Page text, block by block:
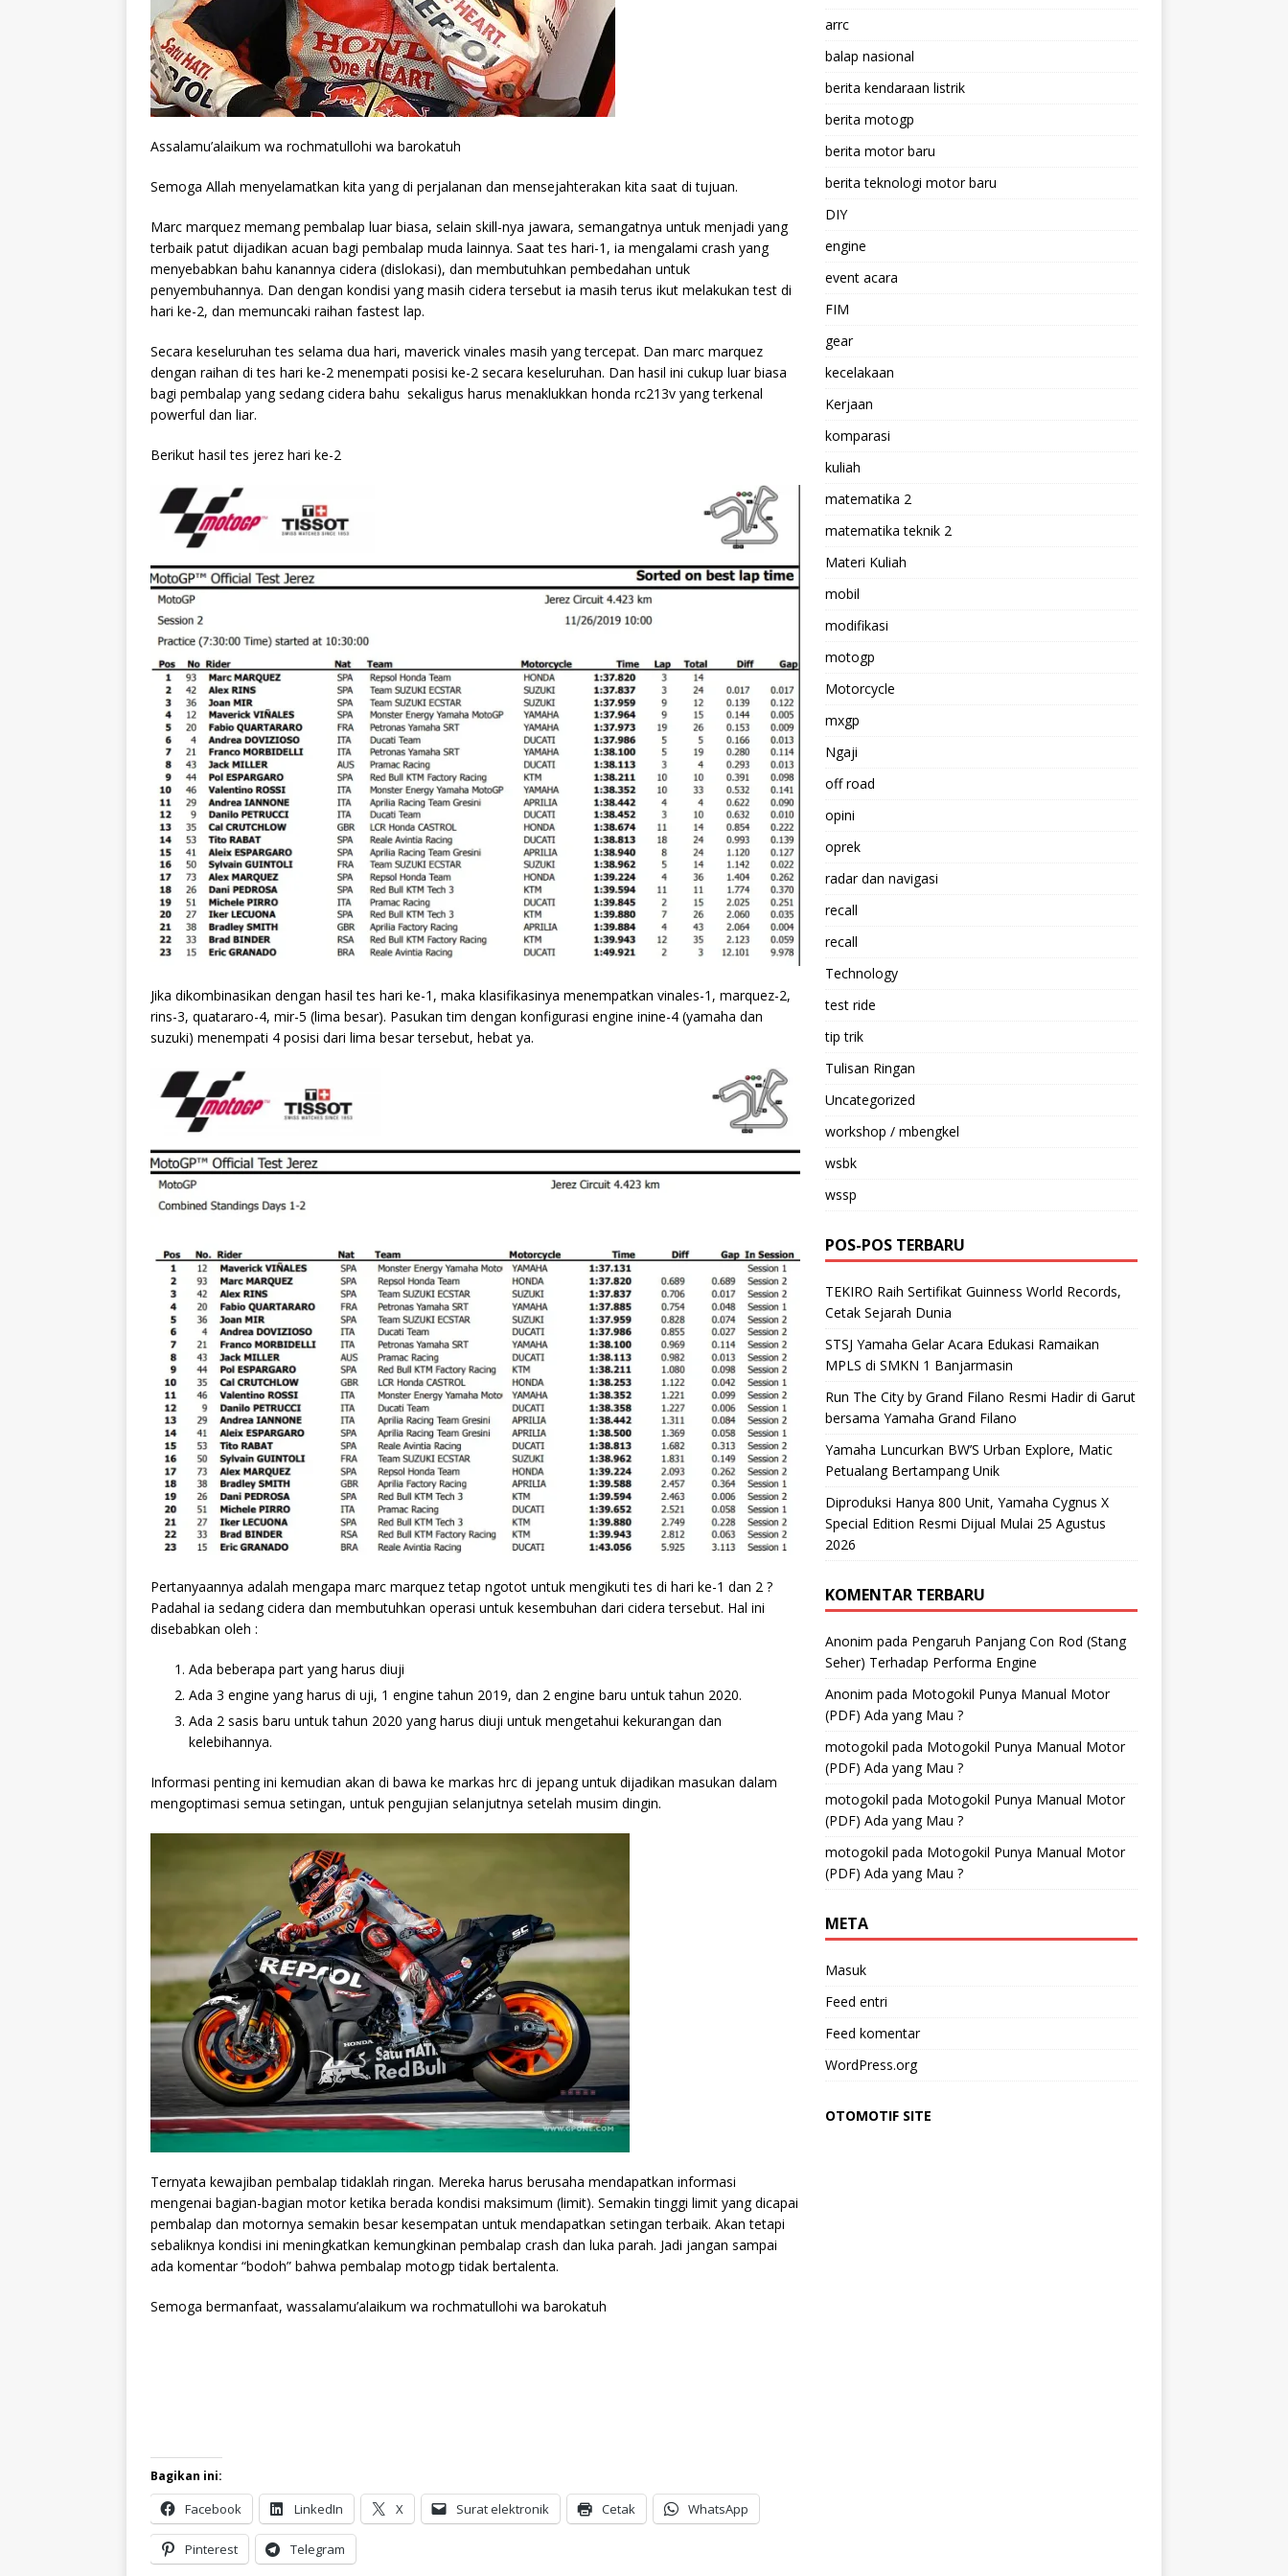
Assalamu’alaikum wa rochmatullohi wa barokatuh
Semoga Allah menyelamatkan kita yang di perjalanan dan mensejahterakan kita saat di tujuan.
Marc marquez memang pembalap luar biasa, selain skill-nya jawara, semangatnya untuk menjadi yang
terbaik patut dijadikan acuan bagi pembalap muda lainnya. Saat tes hari-1, ia mengalami crash yang
menyebabkan bahu kanannya cidera (dislokasi), dan membutuhkan pembedahan untuk
penyembuhannya. Dan dengan kondisi yang masih cidera tersebut ia masih terus ikut melakukan test di
hari ke-2, dan memuncaki raihan fastest lap.
Secara keseluruhan tes selama dua hari, maverick vinales masih yang tercepat. Dan marc marquez
dengan raihan di tes hari ke-2 menempati posisi ke-2 secara keseluruhan. Dan hasil ini cukup luar biasa
bagi pembalap yang sedang cidera bahu sekaligus harus menaklukkan honda rc213v yang terkenal
powerful dan liar.
Berikut hasil tes jerez hari ke-2
Jika dikombinasikan dengan hasil tes hari ke-1, maka klasifikasinya menempatkan vinales-1, marquez-2,
rins-3, quatararo-4, mir-5 (lima besar). Pasukan tim dengan konfigurasi engine inine-4 (yamaha dan
suzuki) menempati 4 posisi dari lima besar tersebut, hebat ya.
Pertanyaannya adalah mengapa marc marquez tetap ngotot untuk mengikuti tes di hari ke-1 dan 2 ?
Padahal ia sedang cidera dan membutuhkan operasi untuk kesembuhan dari cidera tersebut. Hal ini
disebabkan oleh :
Ada beberapa part yang harus diuji
Ada 3 engine yang harus di uji, 1 engine tahun 2019, dan 2 engine baru untuk tahun 2020.
Ada 2 sasis baru untuk tahun 2020 yang harus diuji untuk mengetahui kekurangan dan
kelebihannya.
Informasi penting ini kemudian akan di bawa ke markas hrc di jepang untuk dijadikan masukan dalam
mengoptimasi semua setingan, untuk pengujian selanjutnya setelah musim dingin.
Ternyata kewajiban pembalap tidaklah ringan. Mereka harus berusaha mendapatkan informasi
mengenai bagian-bagian motor ketika berada kondisi maksimum (limit). Semakin tinggi limit yang dicapai
pembalap dan motornya semakin besar kesempatan untuk mendapatkan setingan terbaik. Akan tetapi
sebaliknya kondisi ini meningkatkan kemungkinan pembalap crash dan luka parah. Jadi jangan sampai
ada komentar “bodoh” bahwa pembalap motogp tidak bertalenta.
Semoga bermanfaat, wassalamu’alaikum wa rochmatullohi wa barokatuh
Bagikan ini:
Facebook LinkedIn X Surat elektronik Cetak WhatsApp
Pinterest Telegram
arrc
balap nasional
berita kendaraan listrik
berita motogp
berita motor baru
berita teknologi motor baru
DIY
engine
event acara
FIM
gear
kecelakaan
Kerjaan
komparasi
kuliah
matematika 2
matematika teknik 2
Materi Kuliah
mobil
modifikasi
motogp
Motorcycle
mxgp
Ngaji
off road
opini
oprek
radar dan navigasi
recall
recall
Technology
test ride
tip trik
Tulisan Ringan
Uncategorized
workshop / mbengkel
wsbk
wssp
POS-POS TERBARU
TEKIRO Raih Sertifikat Guinness World Records,
Cetak Sejarah Dunia
STSJ Yamaha Gelar Acara Edukasi Ramaikan
MPLS di SMKN 1 Banjarmasin
Run The City by Grand Filano Resmi Hadir di Garut
bersama Yamaha Grand Filano
Yamaha Luncurkan BW’S Urban Explore, Matic
Petualang Bertampang Unik
Diproduksi Hanya 800 Unit, Yamaha Cygnus X
Special Edition Resmi Dijual Mulai 25 Agustus
2026
KOMENTAR TERBARU
Anonim pada Pengaruh Panjang Con Rod (Stang
Seher) Terhadap Performa Engine
Anonim pada Motogokil Punya Manual Motor
(PDF) Ada yang Mau ?
motogokil pada Motogokil Punya Manual Motor
(PDF) Ada yang Mau ?
motogokil pada Motogokil Punya Manual Motor
(PDF) Ada yang Mau ?
motogokil pada Motogokil Punya Manual Motor
(PDF) Ada yang Mau ?
META
Masuk
Feed entri
Feed komentar
WordPress.org
OTOMOTIF SITE